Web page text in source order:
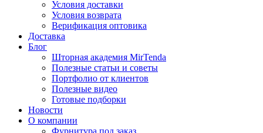
Условия доставки
Условия возврата
Верификация оптовика
Доставка
Блог
Шторная академия MirTenda
Полезные статьи и советы
Портфолио от клиентов
Полезные видео
Готовые подборки
Новости
О компании
Фурнитура под заказ